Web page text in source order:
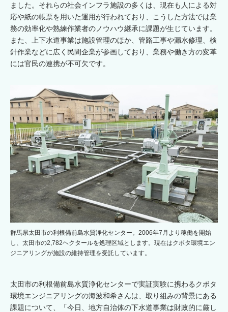
ました。それらの社会インフラ施設の多くは、現在も人による対
応や紙の帳票を用いた運用が行われており、こうした方法では業
務の効率化や熟練作業者のノウハウ継承に課題が生じています。
また、上下水道事業は施設管理のほか、管路工事や漏水修理、検
針作業などに広く民間企業が参画しており、業務や働き方の変革
には官民の連携が不可欠です。
群馬県太田市の利根備前島水質浄化センター。2006年7月より稼働を開始
し、太田市の2,782ヘクタールを処理区域とします。現在はクボタ環境エン
ジニアリングが施設の維持管理を受託しています。
太田市の利根備前島水質浄化センターで実証実験に携わるクボタ
環境エンジニアリングの海波和希さんは、取り組みの背景にある
課題について、「今日、地方自治体の下水道事業は財政的に厳し